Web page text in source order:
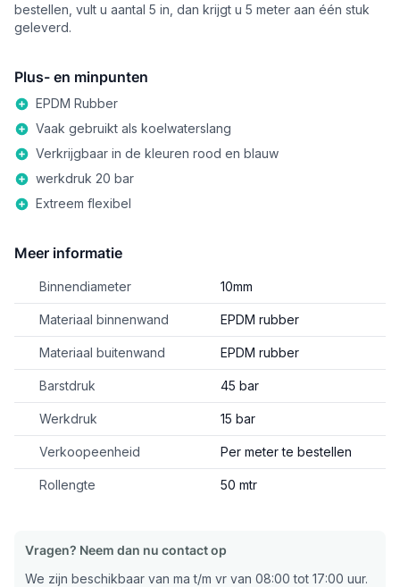
bestellen, vult u aantal 5 in, dan krijgt u 5 meter aan één stuk
geleverd.
Plus- en minpunten
EPDM Rubber
Vaak gebruikt als koelwaterslang
Verkrijgbaar in de kleuren rood en blauw
werkdruk 20 bar
Extreem flexibel
Meer informatie
Binnendiameter 10mm
Materiaal binnenwand EPDM rubber
Materiaal buitenwand EPDM rubber
Barstdruk 45 bar
Werkdruk 15 bar
Verkoopeenheid Per meter te bestellen
Rollengte 50 mtr
Vragen? Neem dan nu contact op
We zijn beschikbaar van ma t/m vr van 08:00 tot 17:00 uur.